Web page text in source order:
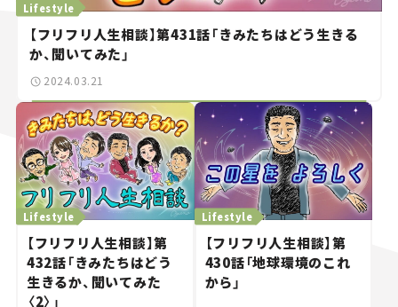
Lifestyle
【フリフリ人生相談】第431話「きみたちはどう生きる
か、聞いてみた」
2024.03.21
Lifestyle
【フリフリ人生相談】第
432話「きみたちはどう
生きるか、聞いてみた
〈2〉」
Lifestyle
【フリフリ人生相談】第
430話「地球環境のこれ
から」